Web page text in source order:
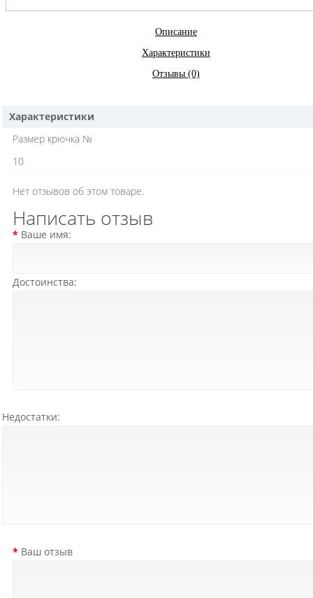
Описание
Характеристики
Отзывы (0)
Характеристики
Размер крючка №
10
Нет отзывов об этом товаре.
Написать отзыв
Ваше имя:
Достоинства:
Недостатки:
Ваш отзыв